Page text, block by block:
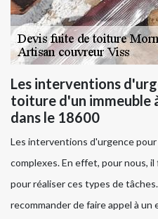
Les interventions
toiture d'un immeuble
dans le 18600
Les interventions d'urgence
complexes. En effet, pour nous,
pour réaliser ces types de
recommander de faire appel à